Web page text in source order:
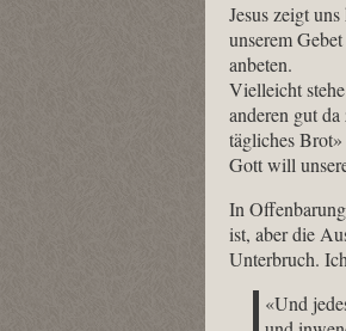
Jesus zeigt
unserem
anbeten.
Vielleicht
anderen gut
tägliches
Gott will
In
ist, aber die
Unterbruch.
«Und